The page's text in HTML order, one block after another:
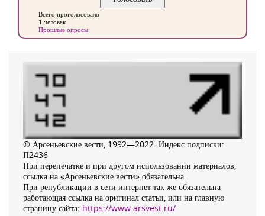
Всего проголосовало
1 человек
Прошлые опросы
© Арсеньевские вести, 1992—2022. Индекс подписки:
П2436
При перепечатке и при другом использовании материалов,
ссылка на «Арсеньевские вести» обязательна.
При републикации в сети интернет так же обязательна
работающая ссылка на оригинал статьи, или на главную
страницу сайта: https://www.arsvest.ru/